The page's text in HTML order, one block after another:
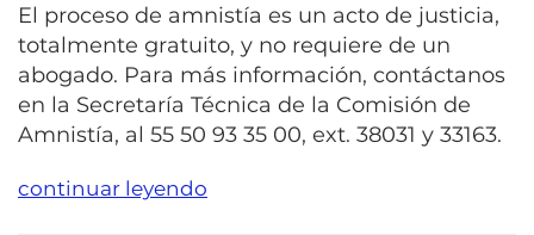
El proceso de amnistía es un acto de justicia,
totalmente gratuito, y no requiere de un
abogado. Para más información, contáctanos
en la Secretaría Técnica de la Comisión de
Amnistía, al 55 50 93 35 00, ext. 38031 y 33163.
continuar leyendo